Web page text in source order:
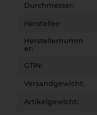
Durchmesser:
Hersteller:
Herstellernumm
er:
GTIN:
Versandgewicht:
Artikelgewicht: